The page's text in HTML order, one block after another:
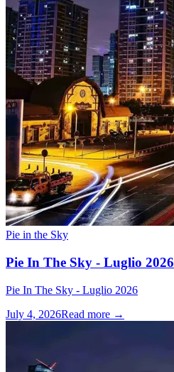
Pie in the Sky
Pie In The Sky - Luglio 2026
Pie In The Sky - Luglio 2026
July 4, 2026Read more →